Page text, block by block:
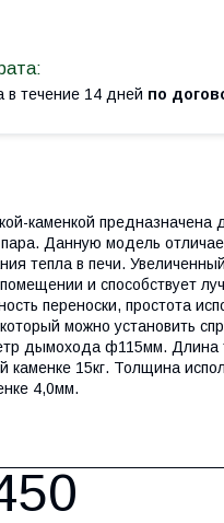
в течение 14 дней по
каменкой предназначена
Данную модель
тепла в печи.
и способствует
переноски, простота
можно установить
дымохода ф115мм. Длина
15кг. Толщина
4,0мм.